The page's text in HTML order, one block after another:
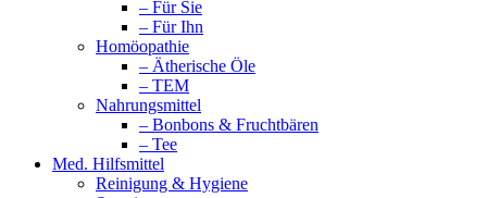
– Für Sie
– Für Ihn
Homöopathie
– Ätherische Öle
– TEM
Nahrungsmittel
– Bonbons & Fruchtbären
– Tee
Med. Hilfsmittel
Reinigung & Hygiene